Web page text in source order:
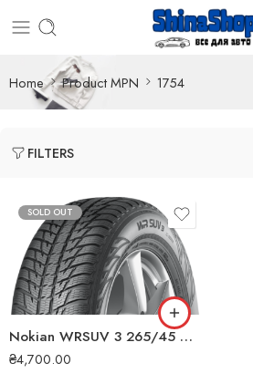
Home Product MPN 1754
FILTERS
SOLD OUT
Nokian WRSUV 3 265/45 R21 108V XL зимова шина
₴4,700.00